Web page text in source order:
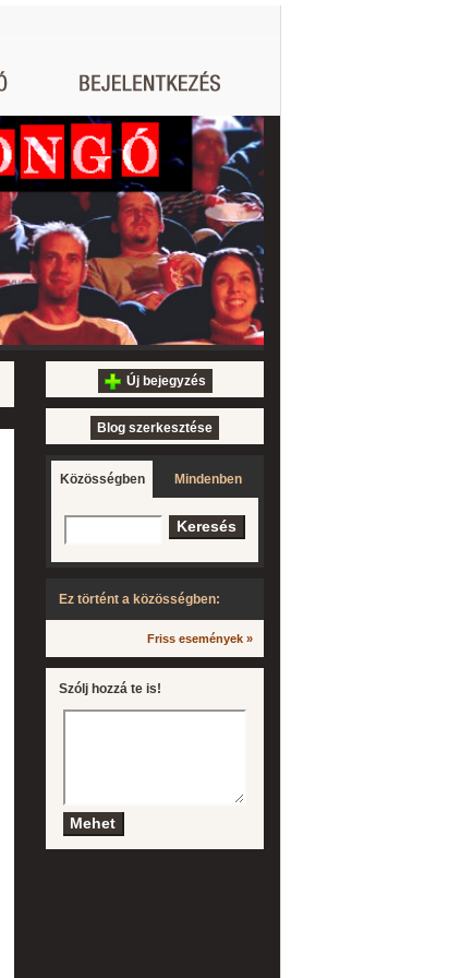
Új bejegyzés
Blog szerkesztése
Közösségben Mindenben
Ez történt a közösségben:
Friss események »
Szólj hozzá te is!